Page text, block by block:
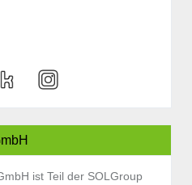
ist Teil der SOLGroup